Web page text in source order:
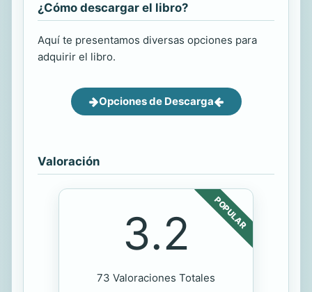
¿Cómo descargar el libro?
Aquí te presentamos diversas opciones para
adquirir el libro.
Opciones de Descarga
Valoración
POPULAR
3.2
73 Valoraciones Totales